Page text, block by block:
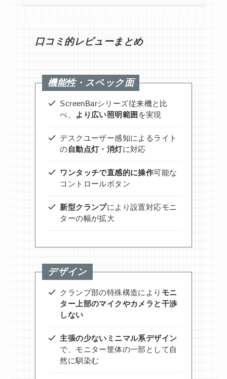
口コミ的レビューまとめ
機能性・スペック面
ScreenBarシリーズ従来機と比
べ、
より広い照明範囲 を実現
デスクユーザー感知によるライト
の自動点灯・消灯に対応
ワンタッチで直感的に操作可能な
コントロールボタン
新型クランプにより設置対応モニ
ターの幅が拡大
デザイン
クランプ部の特殊構造により モニ
ター上部のマイクやカメラと干渉
しない
主張の少ないミニマル系デザイン
で、モニター筐体の一部として自
然に馴染む